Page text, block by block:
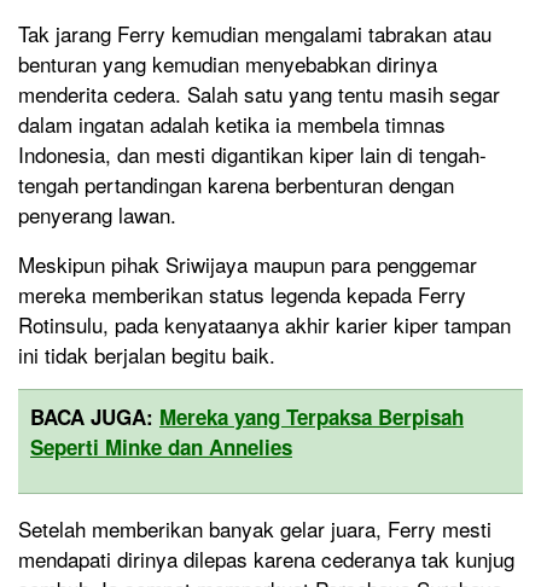
Tak jarang Ferry kemudian mengalami tabrakan atau
benturan yang kemudian menyebabkan dirinya
menderita cedera. Salah satu yang tentu masih segar
dalam ingatan adalah ketika ia membela timnas
Indonesia, dan mesti digantikan kiper lain di tengah-
tengah pertandingan karena berbenturan dengan
penyerang lawan.
Meskipun pihak Sriwijaya maupun para penggemar
mereka memberikan status legenda kepada Ferry
Rotinsulu, pada kenyataanya akhir karier kiper tampan
ini tidak berjalan begitu baik.
BACA JUGA: Mereka yang Terpaksa Berpisah
Seperti Minke dan Annelies
Setelah memberikan banyak gelar juara, Ferry mesti
mendapati dirinya dilepas karena cederanya tak kunjug